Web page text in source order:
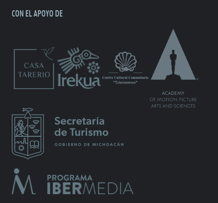
CON EL APOYO DE